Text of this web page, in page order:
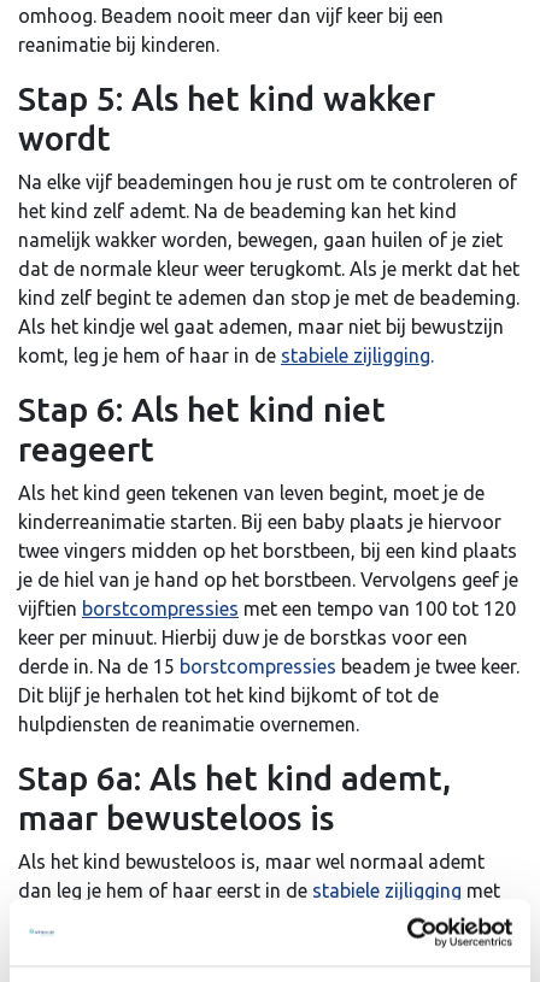
omhoog. Beadem nooit meer dan vijf keer bij een
reanimatie bij kinderen.
Stap 5: Als het kind wakker
wordt
Na elke vijf beademingen hou je rust om te controleren of
het kind zelf ademt. Na de beademing kan het kind
namelijk wakker worden, bewegen, gaan huilen of je ziet
dat de normale kleur weer terugkomt. Als je merkt dat het
kind zelf begint te ademen dan stop je met de beademing.
Als het kindje wel gaat ademen, maar niet bij bewustzijn
komt, leg je hem of haar in de stabiele zijligging.
Stap 6: Als het kind niet
reageert
Als het kind geen tekenen van leven begint, moet je de
kinderreanimatie starten. Bij een baby plaats je hiervoor
twee vingers midden op het borstbeen, bij een kind plaats
je de hiel van je hand op het borstbeen. Vervolgens geef je
vijftien borstcompressies met een tempo van 100 tot 120
keer per minuut. Hierbij duw je de borstkas voor een
derde in. Na de 15 borstcompressies beadem je twee keer.
Dit blijf je herhalen tot het kind bijkomt of tot de
hulpdiensten de reanimatie overnemen.
Stap 6a: Als het kind ademt,
maar bewusteloos is
Als het kind bewusteloos is, maar wel normaal ademt
dan leg je hem of haar eerst in de stabiele zijligging met
de mond naar beneden. Zo kunnen eventuele vloeistoffen
makkelijk uit de mond lopen. Leg een kussen of een